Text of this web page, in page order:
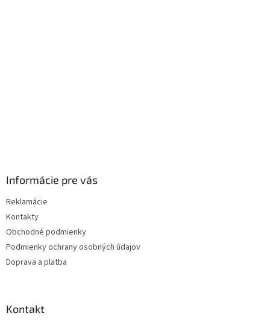
Informácie pre vás
Reklamácie
Kontakty
Obchodné podmienky
Podmienky ochrany osobných údajov
Doprava a platba
Kontakt